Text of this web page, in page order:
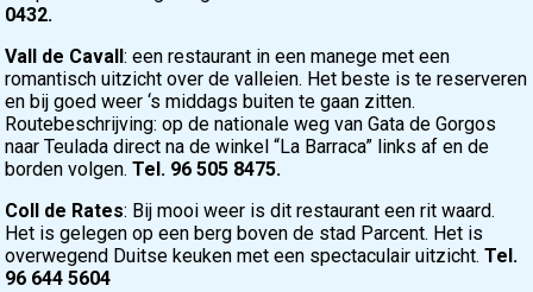
0432.
Vall de Cavall: een restaurant in een manege met een
romantisch uitzicht over de valleien. Het beste is te reserveren
en bij goed weer ‘s middags buiten te gaan zitten.
Routebeschrijving: op de nationale weg van Gata de Gorgos
naar Teulada direct na de winkel “La Barraca” links af en de
borden volgen.Tel. 96 505 8475.
Coll de Rates: Bij mooi weer is dit restaurant een rit waard.
Het is gelegen op een berg boven de stad Parcent. Het is
overwegend Duitse keuken met een spectaculair uitzicht.Tel.
96 644 5604